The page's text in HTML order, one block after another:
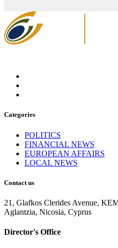
Categories
POLITICS
FINANCIAL NEWS
EUROPEAN AFFAIRS
LOCAL NEWS
Contact us
21, Glafkos Clerides Avenue,
Aglantzia, Nicosia, Cyprus
Director's Office